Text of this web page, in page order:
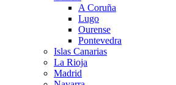
A Coruña
Lugo
Ourense
Pontevedra
Islas Canarias
La Rioja
Madrid